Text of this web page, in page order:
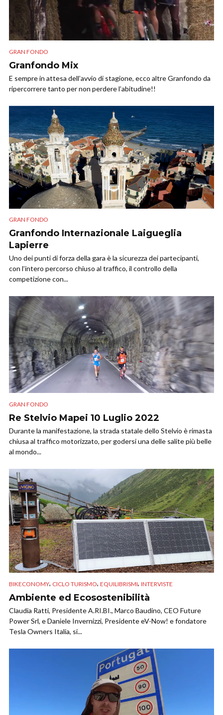
GRAN FONDO
Granfondo Mix
E sempre in attesa dell’avvio di stagione, ecco altre Granfondo da
ripercorrere tanto per non perdere l’abitudine!!
GRAN FONDO
Granfondo Internazionale Laigueglia
Lapierre
Uno dei punti di forza della gara è la sicurezza dei partecipanti,
con l’intero percorso chiuso al traffico, il controllo della
competizione con...
GRAN FONDO
Re Stelvio Mapei 10 Luglio 2022
Durante la manifestazione, la strada statale dello Stelvio è rimasta
chiusa al traffico motorizzato, per godersi una delle salite più belle
al mondo...
BIKECONOMY, CICLO TURISMO, EQUILIBRISMI, INTERVISTE
Ambiente ed Ecosostenibilità
Claudia Ratti, Presidente A.RI.BI., Marco Baudino, CEO Future
Power Srl, e Daniele Invernizzi, Presidente eV-Now! e fondatore
Tesla Owners Italia, si...